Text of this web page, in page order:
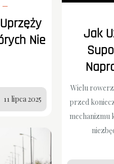
Nie
11 lipca 2025
Jak
Wielu
przed
mechanizmu